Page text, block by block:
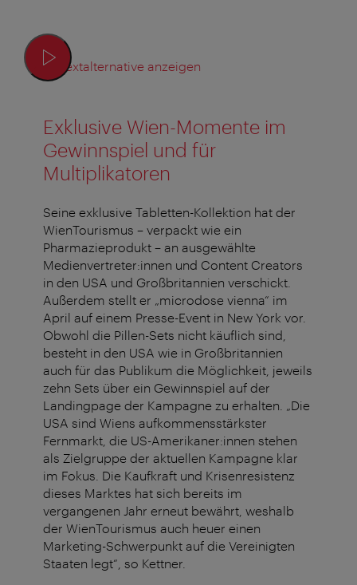
Textalternative anzeigen
Exklusive Wien-Momente im
Gewinnspiel und für
Multiplikatoren
Seine exklusive Tabletten-Kollektion hat der
WienTourismus – verpackt wie ein
Pharmazieprodukt – an ausgewählte
Medienvertreter:innen und Content Creators
in den USA und Großbritannien verschickt.
Außerdem stellt er „microdose vienna“ im
April auf einem Presse-Event in New York vor.
Obwohl die Pillen-Sets nicht käuflich sind,
besteht in den USA wie in Großbritannien
auch für das Publikum die Möglichkeit, jeweils
zehn Sets über ein Gewinnspiel auf der
Landingpage der Kampagne zu erhalten. „Die
USA sind Wiens aufkommensstärkster
Fernmarkt, die US-Amerikaner:innen stehen
als Zielgruppe der aktuellen Kampagne klar
im Fokus. Die Kaufkraft und Krisenresistenz
dieses Marktes hat sich bereits im
vergangenen Jahr erneut bewährt, weshalb
der WienTourismus auch heuer einen
Marketing-Schwerpunkt auf die Vereinigten
Staaten legt“, so Kettner.